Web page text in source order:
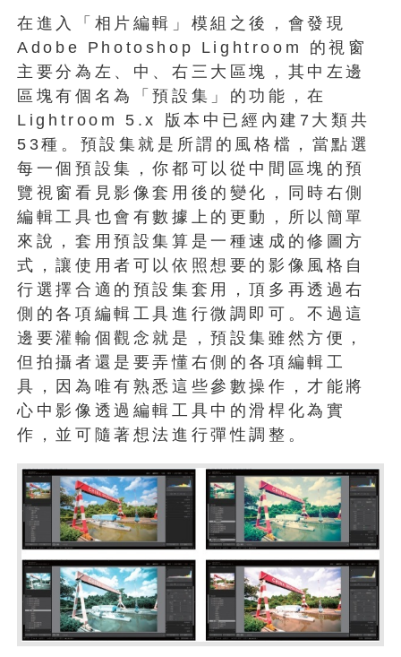
在進入「相片編輯」模組之後，會發現
Adobe Photoshop Lightroom 的視窗
主要分為左、中、右三大區塊，其中左邊
區塊有個名為「預設集」的功能，在
Lightroom 5.x 版本中已經內建7大類共
53種。預設集就是所謂的風格檔，當點選
每一個預設集，你都可以從中間區塊的預
覽視窗看見影像套用後的變化，同時右側
編輯工具也會有數據上的更動，所以簡單
來說，套用預設集算是一種速成的修圖方
式，讓使用者可以依照想要的影像風格自
行選擇合適的預設集套用，頂多再透過右
側的各項編輯工具進行微調即可。不過這
邊要灌輸個觀念就是，預設集雖然方便，
但拍攝者還是要弄懂右側的各項編輯工
具，因為唯有熟悉這些參數操作，才能將
心中影像透過編輯工具中的滑桿化為實
作，並可隨著想法進行彈性調整。